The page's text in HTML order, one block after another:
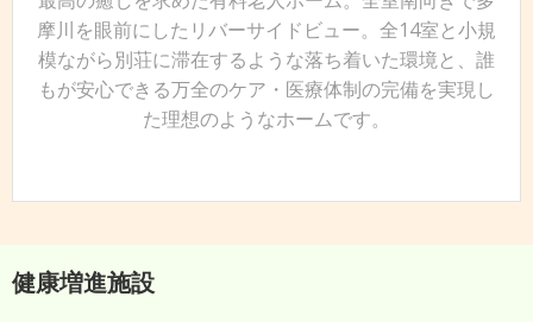
摩川を眼前にしたリバーサイドビュー。全14室と小規
模ながら別荘に滞在するような落ち着いた環境と、誰
もが安心できる万全のケア・医療体制の完備を実現し
た理想のようなホームです。
健康増進施設